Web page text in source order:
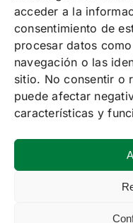
acceder a la
consentimiento de
procesar datos
navegación o las
sitio. No consentir o
puede afectar
características y
Condiciones de alquiler
SOLUCIONES
ALQUILER DE
FORMACIÓN
SUMINISTRO DE
EVENTOS
SERVICE
MAQUINARIA DE